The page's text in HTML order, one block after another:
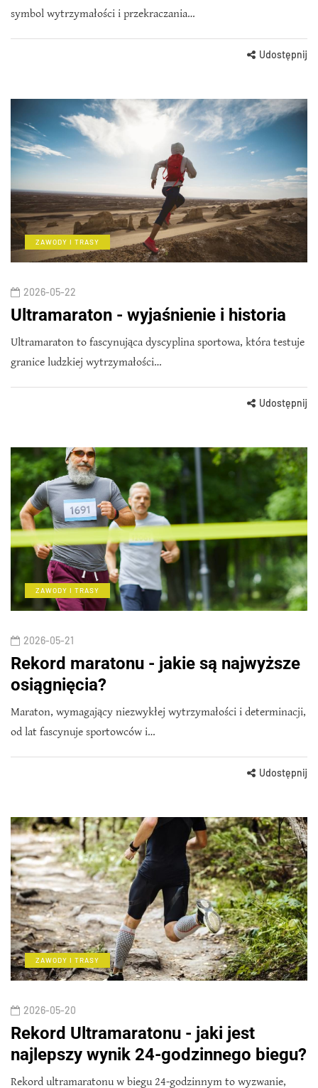
symbol wytrzymałości i przekraczania…
Udostępnij
ZAWODY I TRASY
2026-05-22
Ultramaraton - wyjaśnienie i historia
Ultramaraton to fascynująca dyscyplina sportowa, która testuje
granice ludzkiej wytrzymałości…
Udostępnij
ZAWODY I TRASY
2026-05-21
Rekord maratonu - jakie są najwyższe
osiągnięcia?
Maraton, wymagający niezwykłej wytrzymałości i determinacji,
od lat fascynuje sportowców i…
Udostępnij
ZAWODY I TRASY
2026-05-20
Rekord Ultramaratonu - jaki jest
najlepszy wynik 24-godzinnego biegu?
Rekord ultramaratonu w biegu 24-godzinnym to wyzwanie,